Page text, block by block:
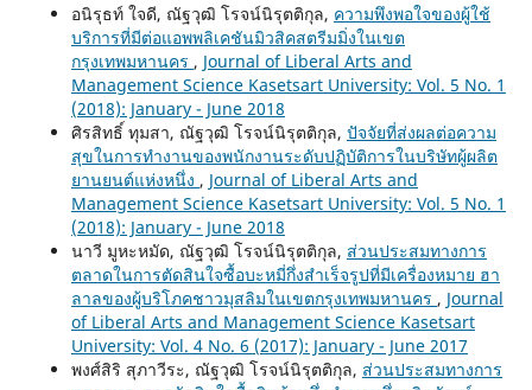
อนิรุธท์ ใจดี, ณัฐวุฒิ โรจน์นิรุตติกุล, ความพึงพอใจของผู้ใช้
บริการที่มีต่อแอพพลิเคชันมิวสิคสตรีมมิ่งในเขต
กรุงเทพมหานคร , Journal of Liberal Arts and
Management Science Kasetsart University: Vol. 5 No. 1
(2018): January - June 2018
ศิรสิทธิ์ ทุมสา, ณัฐวุฒิ โรจน์นิรุตติกุล, ปัจจัยที่ส่งผลต่อความ
สุขในการทำงานของพนักงานระดับปฏิบัติการในบริษัทผู้ผลิต
ยานยนต์แห่งหนึ่ง , Journal of Liberal Arts and
Management Science Kasetsart University: Vol. 5 No. 1
(2018): January - June 2018
นาวี มูหะหมัด, ณัฐวุฒิ โรจน์นิรุตติกุล, ส่วนประสมทางการ
ตลาดในการตัดสินใจซื้อบะหมี่กึ่งสำเร็จรูปที่มีเครื่องหมาย ฮา
ลาลของผู้บริโภคชาวมุสลิมในเขตกรุงเทพมหานคร , Journal
of Liberal Arts and Management Science Kasetsart
University: Vol. 4 No. 6 (2017): January - June 2017
พงศ์สิริ สุภาวีระ, ณัฐวุฒิ โรจน์นิรุตติกุล, ส่วนประสมทางการ